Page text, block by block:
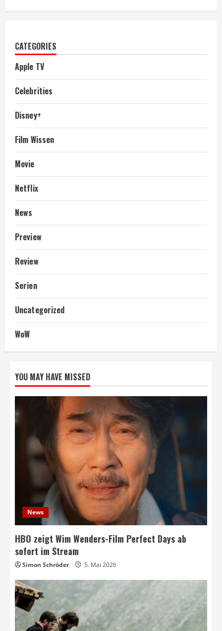
CATEGORIES
Apple TV
Celebrities
Disney+
Film Wissen
Movie
Netflix
News
Preview
Review
Serien
Uncategorized
WoW
YOU MAY HAVE MISSED
News
HBO zeigt Wim Wenders-Film Perfect Days ab
sofort im Stream
Simon Schröder 5. Mai 2026